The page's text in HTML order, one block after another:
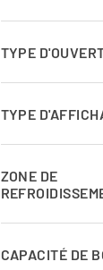
TYPE
TYPE
ZONE DE
CAPACITÉ DE